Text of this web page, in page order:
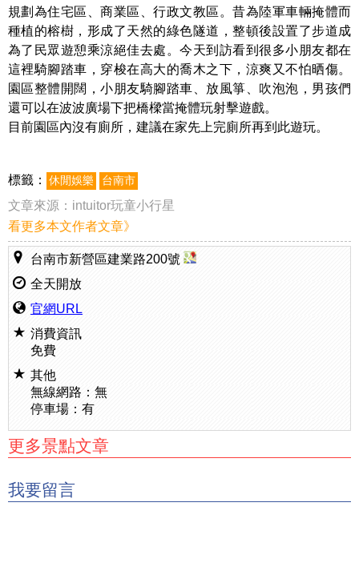
規劃為住宅區、商業區、行政文教區。昔為陸軍車輛掩體而
種植的榕樹，形成了天然的綠色隧道，整頓後設置了步道成
為了民眾遊憩乘涼絕佳去處。今天到訪看到很多小朋友都在
這裡騎腳踏車，穿梭在高大的喬木之下，涼爽又不怕晒傷。
園區整體開闊，小朋友騎腳踏車、放風箏、吹泡泡，男孩們
還可以在波波廣場下把橋樑當掩體玩射擊遊戲。
目前園區內沒有廁所，建議在家先上完廁所再到此遊玩。
標籤： 休閒娛樂 台南市
文章來源： intuitor玩童小行星
看更多本文作者文章》
台南市新營區建業路200號
全天開放
官網URL
消費資訊
免費
其他
無線網路：無
停車場：有
更多景點文章
我要留言